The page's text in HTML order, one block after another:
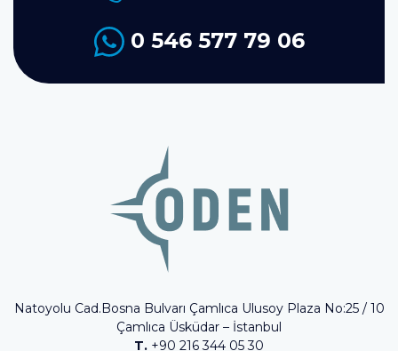
0 546 577 79 06
Natoyolu Cad.Bosna Bulvarı Çamlıca Ulusoy Plaza No:25 / 10
Çamlıca Üsküdar – İstanbul
T. +90 216 344 05 30